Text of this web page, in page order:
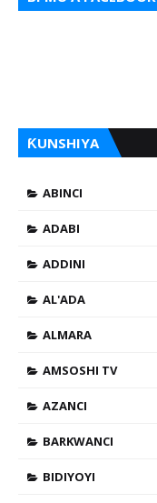
ƘUNSHIYA
ABINCI
ADABI
ADDINI
AL'ADA
ALMARA
AMSOSHI TV
AZANCI
BARKWANCI
BIDIYOYI